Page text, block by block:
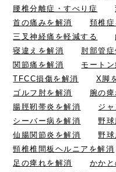
腰椎分離症・すべり症
首の痛みを解消
頚椎
三叉神経痛を軽減する
寝違えを解消
肘部管
関節痛を解消
モート
TFCC損傷を解消
X脚
ゴルフ肘を解消
腕の
腸脛靭帯炎を解消
ジ
シーバー病を解消
野
仙腸関節炎を解消
野
頸椎椎間板ヘルニアを解消
足の痺れを解消
かか